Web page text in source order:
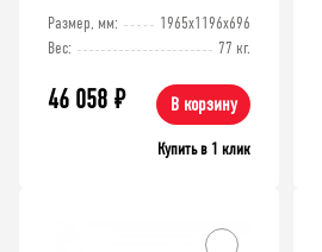
Размер, мм:
1965x1196x696
Вес:
77 кг.
46 058 ₽ В корзину
Купить в 1 клик